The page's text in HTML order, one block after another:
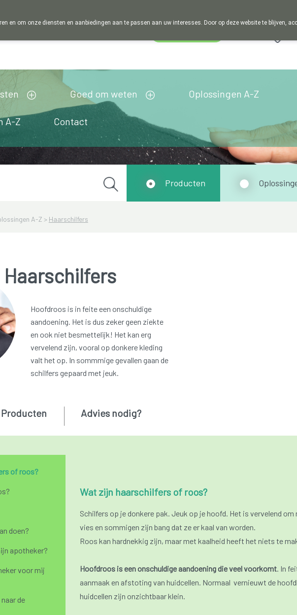
Goed om weten Oplossingen A-Z
A-Z Contact
A-Z > Haarschilfers
Producten
Haarschilfers
Hoofdroos is in feite een onschuldige
aandoening. Het is dus zeker geen ziekte
en ook niet besmettelijk! Het kan erg
vervelend zijn, vooral op donkere kleding
valt het op. In sommmige gevallen gaan de
schilfers gepaard met jeuk.
of roos?
doen?
apotheker?
voor mij
de
Producten Advies nodig?
Wat zijn haarschilfers of roos?
Schilfers op je donkere pak. Jeuk op je hoofd. Het is vervelend om
vies en sommigen zijn bang dat ze er kaal van worden.
Roos kan hardnekkig zijn, maar met kaalheid heeft het niets te
Hoofdroos is een onschuldige aandoening die veel voorkomt. In
aanmaak en afstoting van huidcellen. Normaal vernieuwt de
huidcellen zijn onzichtbaar klein.
en om onze diensten en aanbiedingen aan te passen aan uw interesses. Door op deze website te blijven,